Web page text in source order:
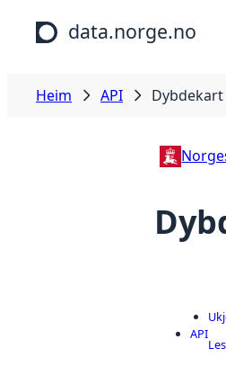
Hopp til hovudinnhald
data.norge.no
Heim API Dybdekart
API